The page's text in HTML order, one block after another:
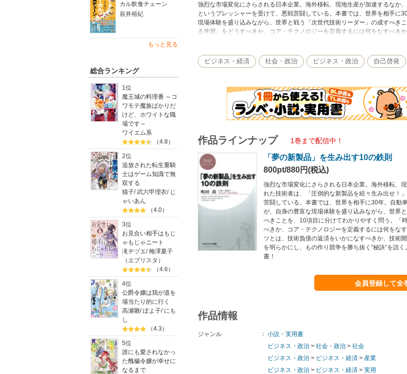
カル飲食チェーン
辰井裕紀
もっと見る
総合ランキング
1位
魔王城の料理番 ～コ
ワモテ魔族ばかりだ
けど、ホワイトな職
場です～
ワイエム系
（4.8）
2位
追放された転生重騎
士はゲーム知識で無
双する
猫子/武六甲理衣/ じ
ゃいあん
（4.0）
3位
お見合い相手はもじ
ゃもじゃニート
滝チヅエ/梅澤夏子
（エブリスタ）
（4.6）
4位
公爵令嬢は我が道を
場当たり的に行く
高瀬雛/ぽよ子/ にも
し
（4.3）
5位
誰にも愛されなかっ
た醜穢令嬢が幸せに
なるまで
強烈な市場変化にさらされる日本企業。海外移転、現地生産が加速するなか
というプレッシャーを受けて、悪戦苦闘している。本書では、世界を相手に
現場体験を盛り込みながら、世界と戦う「次世代技術リーダー」の成すべき
る学習」をどうすべきか、コア・テクノロジーを定義するには何をなすべき
すべきか、技術開発部門における“見える化”とは、などを明らかにし、もの
ビジネス・経済 社会・政治 ビジネス・政治 自己啓発
作品ラインナップ 1巻まで配信中！
「夢の新製品」を生み出す10の鉄則
800pt/880円(税込)
強烈な市場変化にさらされる日本企業。海外移転、
れた技術者は、「圧倒的な新製品を続々生み出せ！
苦闘している。本書では、世界を相手に30年。自動
が、自身の豊富な現場体験を盛り込みながら、世界
べきことを、10項目に分けてわかりやすく問う。「
べきか、コア・テクノロジーを定義するには何をな
ツとは、技術負債の返済をいかになすべきか、技術
を明らかにし、もの作り競争を勝ち抜く“秘訣”を説
書！
会員登録して全
作品情報
ジャンル ： 小説・実用書
ビジネス・政治 > 社会・政治 > 社会
ビジネス・政治 > ビジネス・経済 > 産業
ビジネス・政治 > ビジネス・経済 > 実用